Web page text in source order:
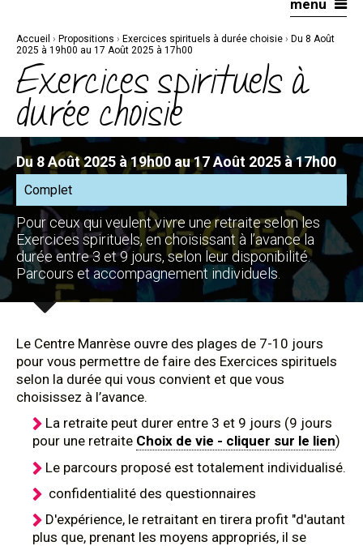
navigation
menu
Accueil › Propositions › Exercices spirituels à durée choisie › Du 8 Août
2025 à 19h00 au 17 Août 2025 à 17h00
Exercices spirituels à
durée choisie
Du 8 Août 2025 à 19h00 au 17 Août 2025 à 17h00
Complet
Pour ceux qui veulent vivre une retraite selon les
Exercices spirituels, en choisissant à l’avance la
durée entre 3 et 9 jours, selon leur disponibilité.
Parcours et accompagnement individuels.
Le Centre Manrèse ouvre des plages de 7-10 jours
pour vous permettre de faire des Exercices spirituels
selon la durée qui vous convient et que vous
choisissez à l’avance.
La retraite peut durer entre 3 et 9 jours (9 jours
pour une retraite Choix de vie - cliquer sur le lien)
Le parcours proposé est totalement individualisé.
confidentialité des questionnaires
D'expérience, le retraitant en tirera profit "d'autant
plus que, prenant les moyens appropriés, il se